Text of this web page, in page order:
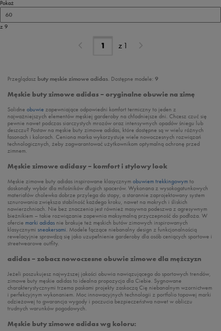
Pokaż
60
z 9
z 1
Przeglądasz buty męskie zimowe adidas. Dostępne modele: 9
Męskie buty zimowe adidas – oryginalne obuwie na zimę
Solidne obuwie zapewniające odpowiedni komfort termiczny to jeden z
najważniejszych elementów męskiej garderoby na chłodniejsze dni. Chcesz czuć się
pewnie nawet podczas siarczystych mrozów oraz intensywnych opadów śniegu lub
deszczu? Postaw na męskie buty zimowe adidas, które dostępne są w wielu różnych
fasonach i kolorach. Ceniona marka wykorzystuje wiele nowoczesnych rozwiązań
technologicznych, żeby zagwarantować użytkownikom optymalną ochronę przed
zimnem.
Męskie zimowe adidasy – komfort i stylowy look
Męskie zimowe buty adidas inspirowane klasycznymobuwiem trekkingowymto
doskonały wybór dla miłośników długich spacerów. Wykonana z wysokogatunkowych
materiałów cholewka dobrze przylega do stopy, a starannie zaprojektowany system
sznurowania zwiększa stabilność każdego kroku, nawet na mokrych i śliskich
nawierzchniach. Nie bez znaczenia jest również masywna podeszwa z agresywnym
bieżnikiem – takie rozwiązanie zapewnia maksymalną przyczepność do podłoża. W
ofercie marki adidas nie brakuje też męskich butów zimowych inspirowanych
klasycznymi sneakersami. Modele łączące niebanalny design z funkcjonalnością
rewelacyjnie sprawdzą się jako uzupełnienie garderoby dla osób ceniących sportowe i
streetwearowe outfity.
adidas – zobacz nowoczesne obuwie zimowe dla mężczyzn
Jeżeli poszukujesz najwyższej jakości obuwia nawiązującego do sportowych trendów,
zimowe buty męskie adidas to idealna propozycja dla Ciebie. Sygnowane
charakterystycznymi trzema paskami projekty zaskoczą Cię niebanalnym wzornictwem
i perfekcyjnym wykonaniem. Moc innowacyjnych technologii z portfolio topowej marki
odzieżowej to gwarancja wygody i poczucia bezpieczeństwa nawet w obliczu
trudnych warunków pogodowych.
Męskie buty zimowe adidas wg koloru: